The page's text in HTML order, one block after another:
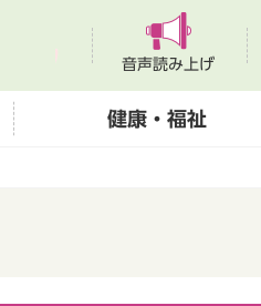
音声読み上げ
健康・福祉